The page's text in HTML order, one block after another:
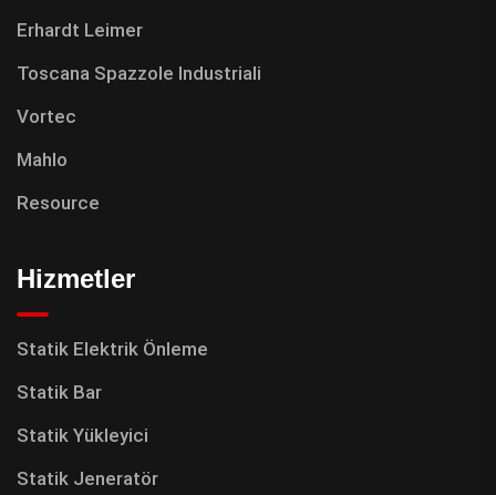
Erhardt Leimer
Toscana Spazzole Industriali
Vortec
Mahlo
Resource
Hizmetler
Statik Elektrik Önleme
Statik Bar
Statik Yükleyici
Statik Jeneratör